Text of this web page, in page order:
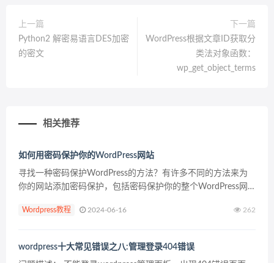
上一篇
Python2 解密易语言DES加密
的密文
下一篇
WordPress根据文章ID获取分
类法对象函数：
wp_get_object_terms
相关推荐
如何用密码保护你的WordPress网站
寻找一种密码保护WordPress的方法？有许多不同的方法来为
你的网站添加密码保护，包括密码保护你的整个WordPress网
其中一些解决方案需要使用插件，而另一些则...
Wordpress教程 2024-06-16 262
wordpress十大常见错误之八:管理登录404错误